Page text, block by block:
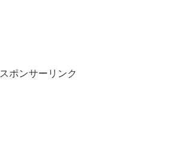
スポンサーリンク